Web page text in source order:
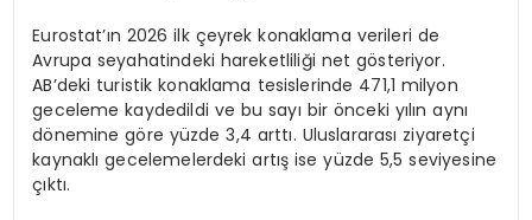
Eurostat’ın 2026 ilk çeyrek konaklama verileri de
Avrupa seyahatindeki hareketliliği net gösteriyor.
AB’deki turistik konaklama tesislerinde 471,1 milyon
geceleme kaydedildi ve bu sayı bir önceki yılın aynı
dönemine göre yüzde 3,4 arttı. Uluslararası ziyaretçi
kaynaklı gecelemelerdeki artış ise yüzde 5,5 seviyesine
çıktı.